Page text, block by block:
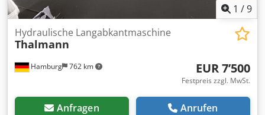
1 /9
Hamburg 762 km
Hydraulische Langabkantmaschine
Thalmann
EUR 7’500
Festpreis zzgl. MwSt.
Anfragen Anrufen